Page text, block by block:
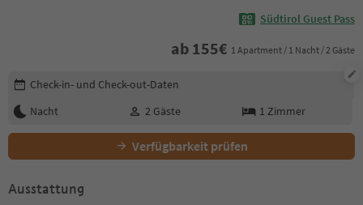
Südtirol Guest Pass
ab 155€ 1 Apartment / 1 Nacht / 2 Gäste
Buchungsdetails bearbeiten
Check-in- und Check-out-Daten
Nacht
2 Gäste 1 Zimmer
Verfügbarkeit prüfen
Ausstattung